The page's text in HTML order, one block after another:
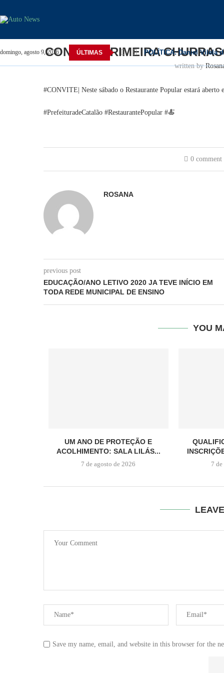
domingo, agosto 9, 2026 ÚLTIMAS POLÍTICA: Daniel Vilela
CONVITE/PRIMEIRA
written by
#CONVITE| Neste sábado o Restaurante Popular estará
#PrefeituradeCatalão #RestaurantePopular #🍝
0 comment
ROSANA
previous post
EDUCAÇÃO/ANO LETIVO 2020 JA TEVE INÍCIO EM
TODA REDE MUNICIPAL DE ENSINO
YOU
UM ANO DE PROTEÇÃO E
ACOLHIMENTO: SALA LILÁS...
7 de agosto de 2026 7
Save my name, email, and website in this browser for the